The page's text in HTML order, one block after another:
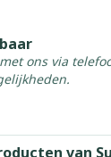
ons via
van